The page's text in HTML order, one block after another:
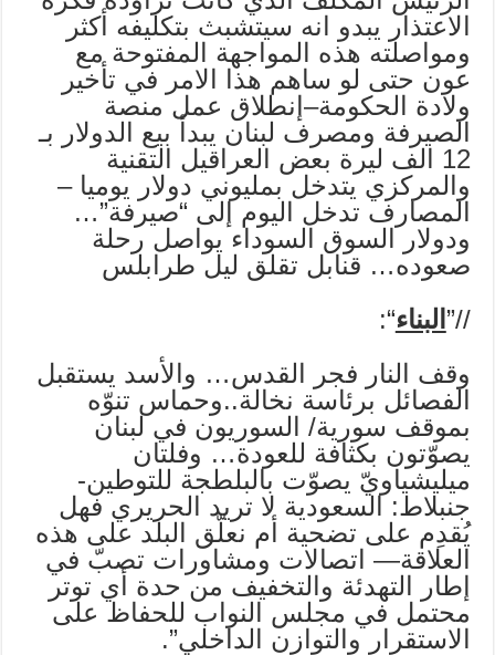
الاعتذار يبدو انه سيتشبث بتكليفه أكثر
ومواصلته هذه المواجهة المفتوحة مع
عون حتى لو ساهم هذا الامر في تأخير
ولادة الحكومة–إنطلاق عمل منصة
الصيرفة ومصرف لبنان يبدأ بيع الدولار بـ
12 الف ليرة بعض العراقيل التقنية
والمركزي يتدخل بمليوني دولار يوميا –
المصارف تدخل اليوم إلى “صيرفة”…
ودولار السوق السوداء يواصل رحلة
صعوده… قنابل تقلق ليل طرابلس
//” البناء“:
وقف النار فجر القدس… والأسد يستقبل
الفصائل برئاسة نخالة..وحماس تنوّه
بموقف سورية/ السوريون في لبنان
يصوّتون بكثافة للعودة… وفلتان
ميليشياويّ يصوّت بالبلطجة للتوطين-
جنبلاط: السعودية لا تريد الحريري فهل
يُقدِم على تضحية أم نعلّق البلد على هذه
العلاقة— اتصالات ومشاورات تصبّ في
إطار التهدئة والتخفيف من حدة أي توتر
محتمل في مجلس النواب للحفاظ على
الاستقرار والتوازن الداخلي”.